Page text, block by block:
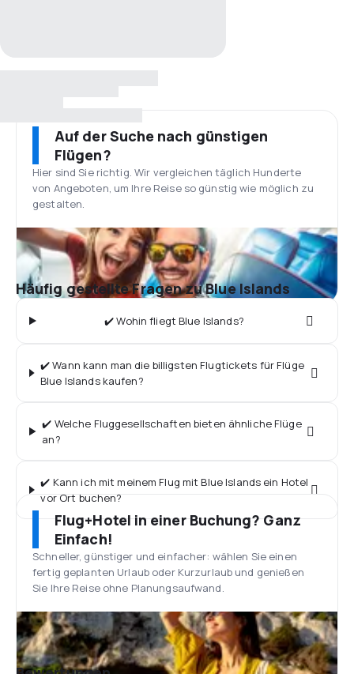
Auf der Suche nach günstigen
Flügen?
Hier sind Sie richtig. Wir vergleichen täglich Hunderte
von Angeboten, um Ihre Reise so günstig wie möglich zu
gestalten.
Häufig gestellte Fragen zu Blue Islands
✔️ Wohin fliegt Blue Islands?
✔️ Wann kann man die billigsten Flugtickets für Flüge
Blue Islands kaufen?
✔️ Welche Fluggesellschaften bieten ähnliche Flüge
an?
✔️ Kann ich mit meinem Flug mit Blue Islands ein Hotel
vor Ort buchen?
Flug+Hotel in einer Buchung? Ganz
Einfach!
Schneller, günstiger und einfacher: wählen Sie einen
fertig geplanten Urlaub oder Kurzurlaub und genießen
Sie Ihre Reise ohne Planungsaufwand.